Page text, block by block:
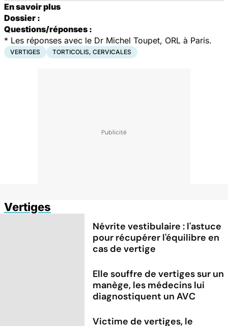
En savoir plus
Dossier :
Questions/réponses :
* Les réponses avec le Dr Michel Toupet, ORL à Paris.
VERTIGES TORTICOLIS, CERVICALES
Vertiges
Névrite vestibulaire : l'astuce
pour récupérer l'équilibre en
cas de vertige
Elle souffre de vertiges sur un
manège, les médecins lui
diagnostiquent un AVC
Victime de vertiges, le